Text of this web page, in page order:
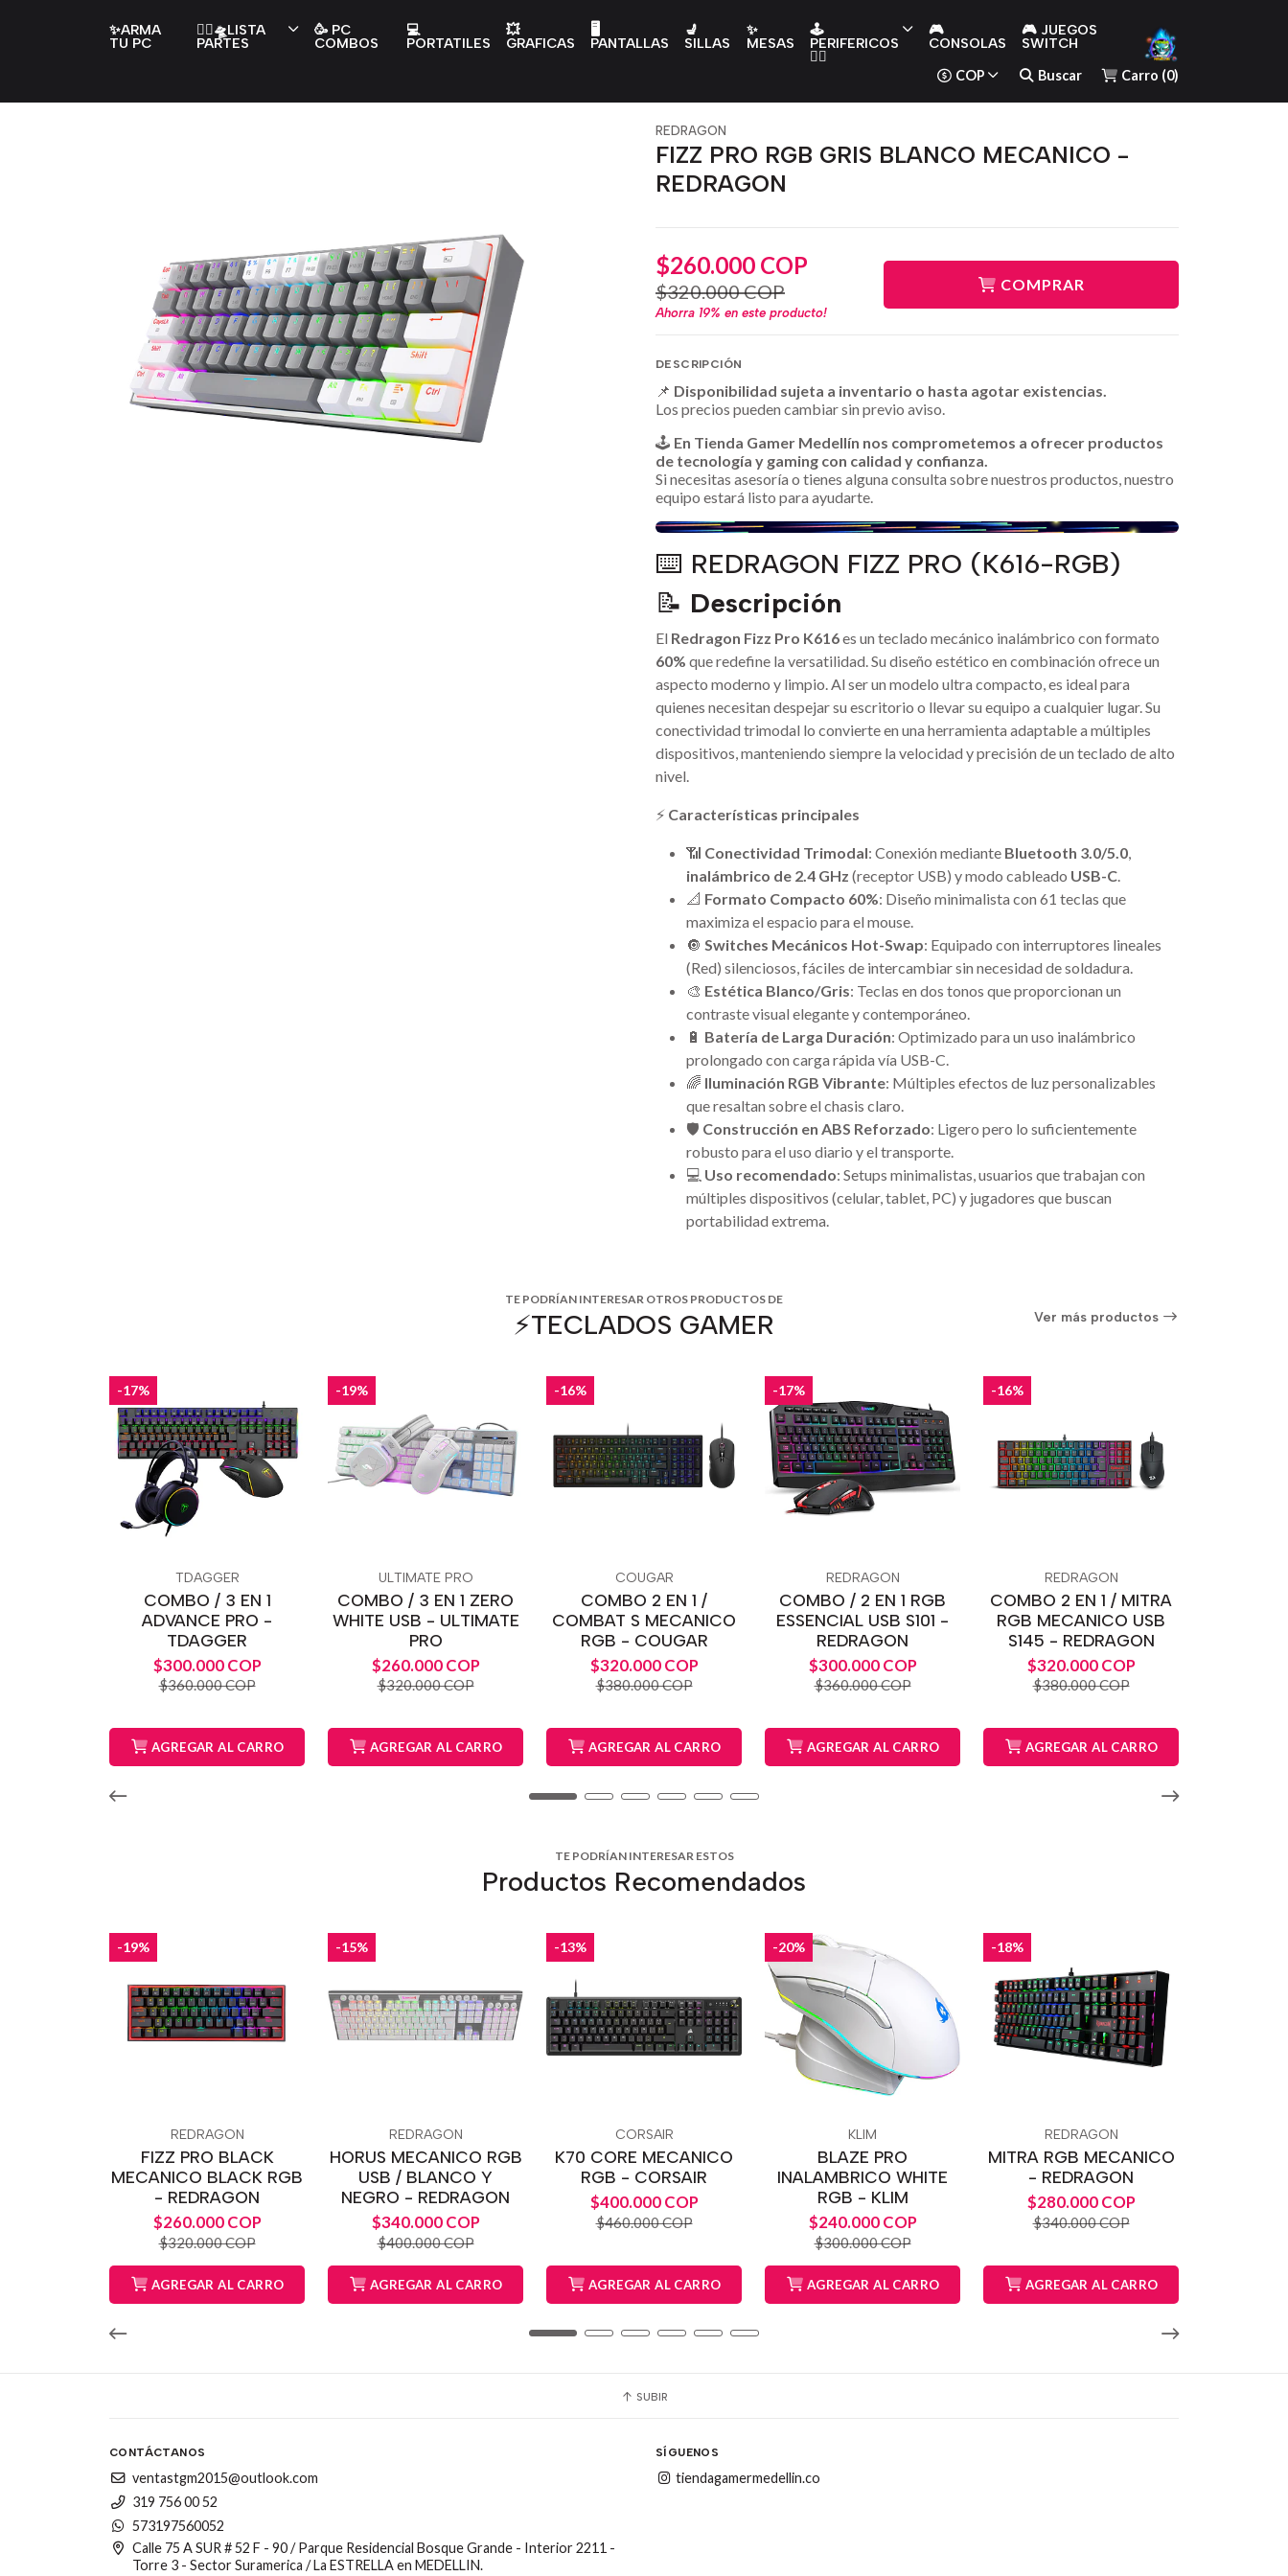
✨ARMA
TU PC
👇🏻🛸LISTA
PARTES
🥳 PC
COMBOS
💻
PORTATILES
💥
GRAFICAS
🖥️
PANTALLAS
💺
SILLAS
✨
MESAS
🕹️
PERIFERICOS
👇🏻
🎮
CONSOLAS
🎮 JUEGOS
SWITCH
COP Buscar Carro (0)
REDRAGON
FIZZ PRO RGB GRIS BLANCO MECANICO -
REDRAGON
$260.000 COP
$320.000 COP
Ahorra 19% en este producto!
COMPRAR
DESCRIPCIÓN
📌 Disponibilidad sujeta a inventario o hasta agotar existencias.
Los precios pueden cambiar sin previo aviso.
🕹️ En Tienda Gamer Medellín nos comprometemos a ofrecer productos
de tecnología y gaming con calidad y confianza.
Si necesitas asesoría o tienes alguna consulta sobre nuestros productos, nuestro
equipo estará listo para ayudarte.
⌨️ REDRAGON FIZZ PRO (K616-RGB)
📝 Descripción
El Redragon Fizz Pro K616es un teclado mecánico inalámbrico con formato
60% que redefine la versatilidad. Su diseño estético en combinación ofrece un
aspecto moderno y limpio. Al ser un modelo ultra compacto, es ideal para
quienes necesitan despejar su escritorio o llevar su equipo a cualquier lugar. Su
conectividad trimodal lo convierte en una herramienta adaptable a múltiples
dispositivos, manteniendo siempre la velocidad y precisión de un teclado de alto
nivel.
⚡ Características principales
📶 Conectividad Trimodal: Conexión mediante Bluetooth 3.0/5.0,
inalámbrico de 2.4 GHz (receptor USB) y modo cableado USB-C.
📐 Formato Compacto 60%: Diseño minimalista con 61 teclas que
maximiza el espacio para el mouse.
🔘 Switches Mecánicos Hot-Swap: Equipado con interruptores lineales
(Red) silenciosos, fáciles de intercambiar sin necesidad de soldadura.
🎨 Estética Blanco/Gris: Teclas en dos tonos que proporcionan un
contraste visual elegante y contemporáneo.
🔋 Batería de Larga Duración: Optimizado para un uso inalámbrico
prolongado con carga rápida vía USB-C.
🌈 Iluminación RGB Vibrante: Múltiples efectos de luz personalizables
que resaltan sobre el chasis claro.
🛡️ Construcción en ABS Reforzado: Ligero pero lo suficientemente
robusto para el uso diario y el transporte.
💻 Uso recomendado: Setups minimalistas, usuarios que trabajan con
múltiples dispositivos (celular, tablet, PC) y jugadores que buscan
portabilidad extrema.
TE PODRÍAN INTERESAR OTROS PRODUCTOS DE
⚡️TECLADOS GAMER Ver más productos
-17%
TDAGGER
COMBO / 3 EN 1
ADVANCE PRO -
TDAGGER
$300.000 COP
$360.000 COP
AGREGAR AL CARRO
-19%
ULTIMATE PRO
COMBO / 3 EN 1 ZERO
WHITE USB - ULTIMATE
PRO
$260.000 COP
$320.000 COP
AGREGAR AL CARRO
-16%
COUGAR
COMBO 2 EN 1 /
COMBAT S MECANICO
RGB - COUGAR
$320.000 COP
$380.000 COP
AGREGAR AL CARRO
-17%
REDRAGON
COMBO / 2 EN 1 RGB
ESSENCIAL USB S101 -
REDRAGON
$300.000 COP
$360.000 COP
AGREGAR AL CARRO
-16%
REDRAGON
COMBO 2 EN 1 / MITRA
RGB MECANICO USB
S145 - REDRAGON
$320.000 COP
$380.000 COP
AGREGAR AL CARRO
TE PODRÍAN INTERESAR ESTOS
Productos Recomendados
-19%
REDRAGON
FIZZ PRO BLACK
MECANICO BLACK RGB
- REDRAGON
$260.000 COP
$320.000 COP
AGREGAR AL CARRO
-15%
REDRAGON
HORUS MECANICO RGB
USB / BLANCO Y
NEGRO - REDRAGON
$340.000 COP
$400.000 COP
AGREGAR AL CARRO
-13%
CORSAIR
K70 CORE MECANICO
RGB - CORSAIR
$400.000 COP
$460.000 COP
AGREGAR AL CARRO
-20%
KLIM
BLAZE PRO
INALAMBRICO WHITE
RGB - KLIM
$240.000 COP
$300.000 COP
AGREGAR AL CARRO
-18%
REDRAGON
MITRA RGB MECANICO
- REDRAGON
$280.000 COP
$340.000 COP
AGREGAR AL CARRO
SUBIR
CONTÁCTANOS
ventastgm2015@outlook.com
319 756 00 52
573197560052
Calle 75 A SUR # 52 F - 90 / Parque Residencial Bosque Grande - Interior 2211 -
Torre 3 - Sector Suramerica / La ESTRELLA en MEDELLIN.
SÍGUENOS
tiendagamermedellin.co